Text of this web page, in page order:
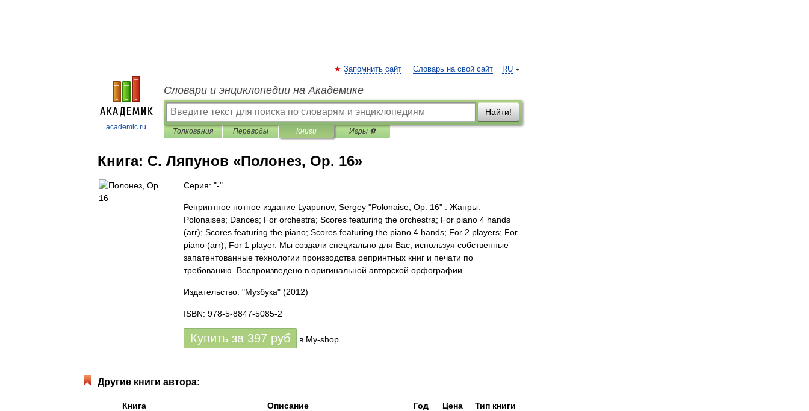
academic.ru
RU
Запомнить сайт Словарь на свой сайт
Словари и энциклопедии на Академике
Найти!
Толкования Переводы Книги Игры ⚽
Книга: С. Ляпунов «Полонез, Op. 16»
Серия: "-"
Репринтное нотное издание Lyapunov, Sergey "Polonaise, Op. 16" . Жанры:
Polonaises; Dances; For orchestra; Scores featuring the orchestra; For piano 4 hands
(arr); Scores featuring the piano; Scores featuring the piano 4 hands; For 2 players; For
piano (arr); For 1 player. Мы создали специально для Вас, используя собственные
запатентованные технологии производства репринтных книг и печати по
требованию. Воспроизведено в оригинальной авторской орфографии.
Издательство: "Музбука" (2012)
ISBN: 978-5-8847-5085-2
Купить за 397 руб в My-shop
Другие книги автора:
Книга Описание Год Цена
Тип книги